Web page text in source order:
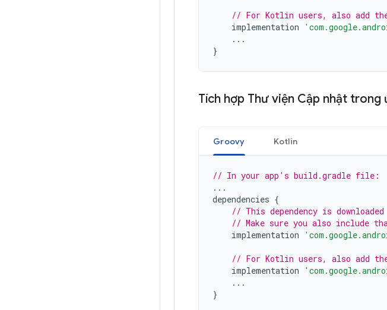
// For Kotlin users, also add
implementation
...
}
Tích hợp Thư viện Cập nhật trong
Groovy Kotlin
// In your app's build.gradle file:
...
dependencies {
// This dependency is
// Make sure you also include
implementation
// For Kotlin users, also add
implementation
...
}